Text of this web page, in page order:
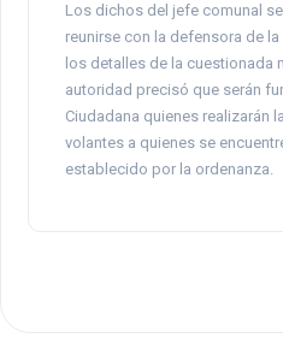
Los dichos del jefe comunal
reunirse con la defensora de
los detalles de la cuestionada
autoridad precisó que serán
Ciudadana quienes realizarán
volantes a quienes se
establecido por la ordenanza.